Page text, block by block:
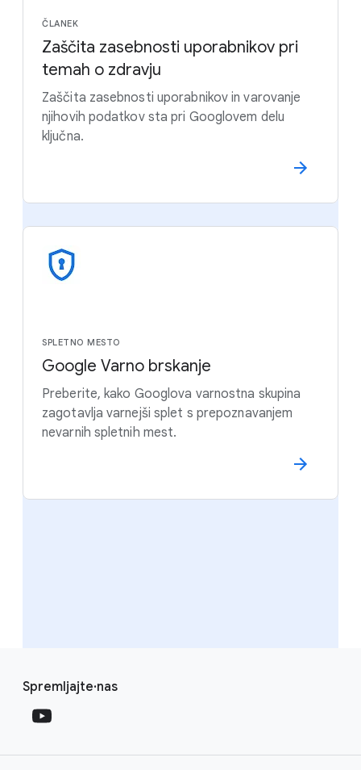
ČLANEK
Zaščita zasebnosti uporabnikov pri
temah o zdravju
Zaščita zasebnosti uporabnikov in varovanje
njihovih podatkov sta pri Googlovem delu
ključna.
SPLETNO MESTO
Google Varno brskanje
Preberite, kako Googlova varnostna skupina
zagotavlja varnejši splet s prepoznavanjem
nevarnih spletnih mest.
S
o
a
Spremljajte·nas